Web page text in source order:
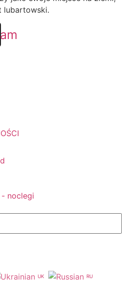
lubartowski.
noclegi
UK RU